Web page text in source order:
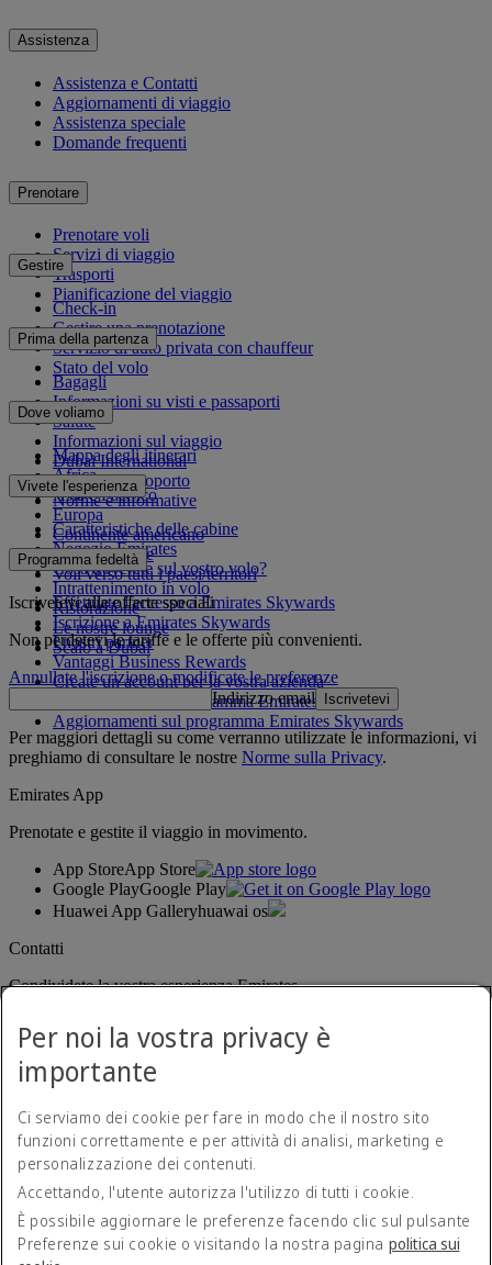
Assistenza
Assistenza e Contatti
Aggiornamenti di viaggio
Assistenza speciale
Domande frequenti
Prenotare
Prenotare voli
Servizi di viaggio
Trasporti
Pianificazione del viaggio
Gestire
Check-in
Gestire una prenotazione
Servizio di auto privata con chauffeur
Stato del volo
Prima della partenza
Bagagli
Informazioni su visti e passaporti
Salute
Informazioni sul viaggio
Dubai International
Da e per l'aeroporto
Norme e informative
Dove voliamo
Mappa degli itinerari
Africa
Asia e Pacifico
Europa
Continente americano
Medio Oriente
Voli verso tutti i paesi/territori
Vivete l'esperienza
Caratteristiche delle cabine
Negozio Emirates
Cosa troverete sul vostro volo?
Intrattenimento in volo
Ristorazione
Le nostre lounge
Scalo a Dubai
Programma fedeltà
Effettuate l'accesso a Emirates Skywards
Iscrizione a Emirates Skywards
I nostri partner
Vantaggi Business Rewards
Create un account per la vostra azienda
Regolamento del programma Emirates Skywards
Aggiornamenti sul programma Emirates Skywards
Iscrivetevi alle offerte speciali
Non perdetevi le tariffe e le offerte più convenienti.
Annullate l'iscrizione o modificate le preferenze
Indirizzo email Iscrivetevi
Per maggiori dettagli su come verranno utilizzate le informazioni, vi
preghiamo di consultare le nostre Norme sulla Privacy.
Emirates App
Prenotate e gestite il viaggio in movimento.
App StoreApp Store
Google PlayGoogle Play
Huawei App Galleryhuawai os
Contatti
Condividete la vostra esperienza Emirates.
Contatti
Norme sulla privacy
Termini e condizioni
Per noi la vostra privacy è
importante
Ci serviamo dei cookie per fare in modo che il nostro sito
funzioni correttamente e per attività di analisi, marketing e
personalizzazione dei contenuti.
Accettando, l'utente autorizza l'utilizzo di tutti i cookie.
È possibile aggiornare le preferenze facendo clic sul pulsante
Preferenze sui cookie o visitando la nostra pagina politica sui